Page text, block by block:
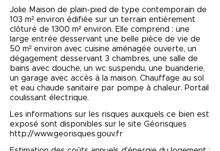
Jolie Maison de plain-pied de type contemporain de
103 m² environ édifiée sur un terrain entièrement
clôturé de 1300 m² environ. Elle comprend : une
large entrée desservant une belle pièce de vie de
50 m² environ avec cuisine aménagée ouverte, un
dégagement desservant 3 chambres, une salle de
bains avec douche, un wc suspendu, une buanderie,
un garage avec accès à la maison. Chauffage au sol
et eau chaude sanitaire par pompe à chaleur. Portail
coulissant électrique.
Les informations sur les risques auxquels ce bien est
exposé sont disponibles sur le site Géorisques
http://www.georisques.gouv.fr